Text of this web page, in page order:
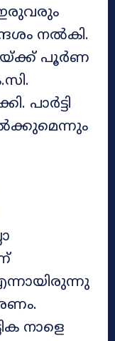
നൽകി.
പൂർണ
പാർട്ടി
നാളെ